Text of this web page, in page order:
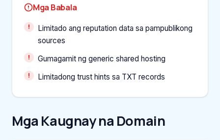
Mga Babala
Limitado ang reputation data sa pampublikong
sources
Gumagamit ng generic shared hosting
Limitadong trust hints sa TXT records
Mga Kaugnay na Domain